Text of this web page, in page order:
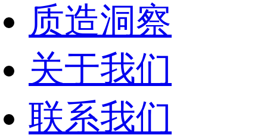
质造洞察
关于我们
联系我们